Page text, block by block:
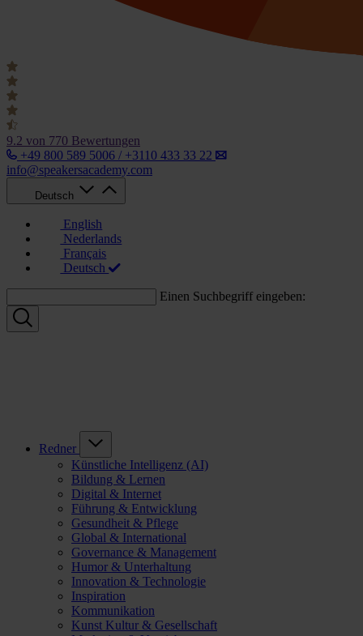
9.2 von 770 Bewertungen
+49 800 589 5006 / +3110 433 33 22
info@speakersacademy.com
Deutsch
English
Nederlands
Français
Deutsch
Einen Suchbegriff eingeben:
Redner
Künstliche Intelligenz (AI)
Bildung & Lernen
Digital & Internet
Führung & Entwicklung
Gesundheit & Pflege
Global & International
Governance & Management
Humor & Unterhaltung
Innovation & Technologie
Inspiration
Kommunikation
Kunst Kultur & Gesellschaft